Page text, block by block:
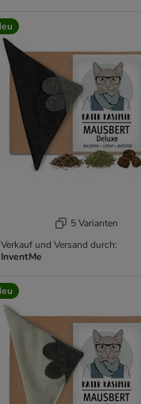
5 Varianten
Verkauf und Versand durch:
InventMe